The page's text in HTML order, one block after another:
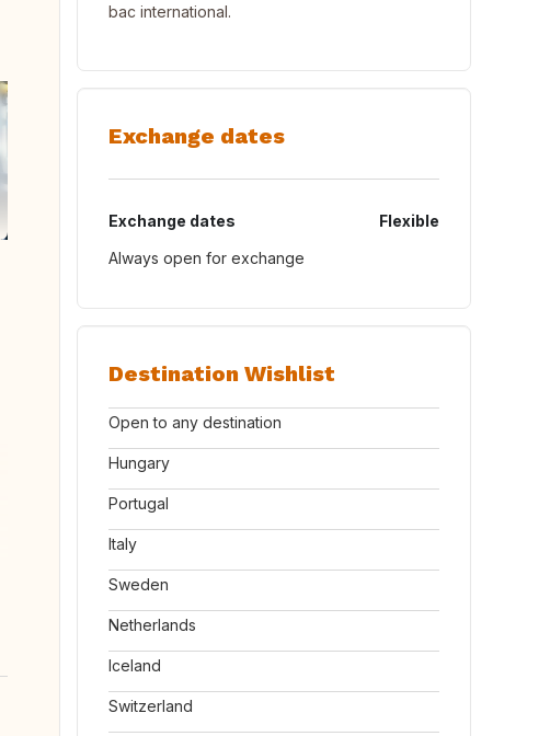
bac international.
Exchange dates
Exchange dates
Flexible
Always open for exchange
Destination Wishlist
Open to any destination
Hungary
Portugal
Italy
Sweden
Netherlands
Iceland
Switzerland